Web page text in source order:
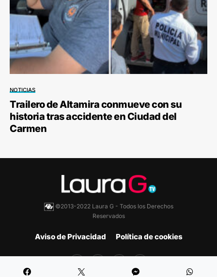
NOTICIAS
Trailero de Altamira conmueve con su
historia tras accidente en Ciudad del
Carmen
©2013-2022 Laura G - Todos los Derechos
Reservados
Aviso de Privacidad Política de cookies